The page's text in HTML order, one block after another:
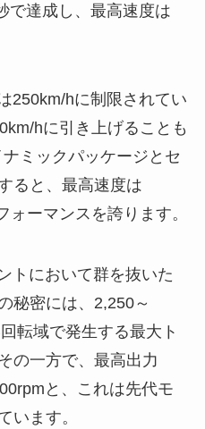
で達成し、最高速度は
250km/hに制限されてい
hに引き上げることも
ミックパッケージとセ
ると、最高速度は
ーマンスを誇ります。
トにおいて群を抜いた
秘密には、2,250～
転域で発生する最大ト
の一方で、最高出力
と、これは先代モ
います。